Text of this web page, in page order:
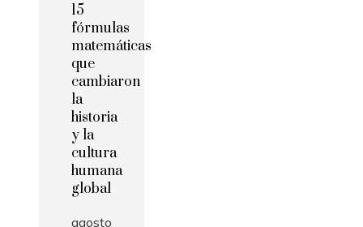
15
fórmulas
matemáticas
que
cambiaron
la
historia
y la
cultura
humana
global
agosto